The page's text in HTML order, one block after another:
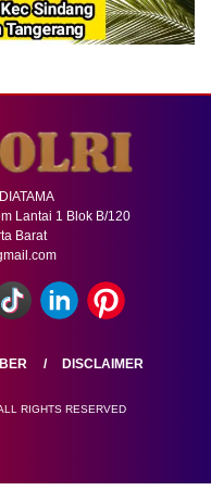
Lantai 1 Blok B/120
Barat
DISCLAIMER
RIGHTS RESERVED